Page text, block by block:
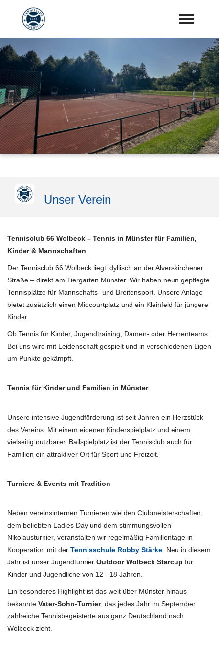
Startseite
Aktuelles
Vorstand
Training
Mannschaften
"Jetzt Mitglied werden"
Unser Verein
Tennisclub 66 Wolbeck – Tennis in Münster für Familien,
Kinder & Mannschaften
Der Tennisclub 66 Wolbeck liegt idyllisch an der Alverskirchener
Straße – direkt am Tiergarten Münster. Wir haben neun gepflegte
Tennisplätze für Mannschafts- und Breitensport. Unsere Anlage
bietet zusätzlich einen Midcourtplatz und ein Kleinfeld für jüngere
Kinder.
Ob Tennis für Kinder, Jugendtraining, Damen- oder Herrenteams:
Bei uns wird mit Leidenschaft gespielt und in verschiedenen Ligen
um Punkte gekämpft.
Tennis für Kinder und Familien in Münster
Unsere intensive Jugendförderung ist seit Jahren ein Herzstück
des Vereins. Mit einem eigenen Kinderspielplatz und einem
vielseitig nutzbaren Ballspielplatz ist der Tennisclub auch für
Familien ein attraktiver Ort für Sport und Freizeit.
Turniere & Events mit Tradition
Neben vereinsinternen Turnieren wie den Clubmeisterschaften,
dem beliebten Ladies Day und dem stimmungsvollen
Nikolausturnier, veranstalten wir regelmäßig Familientage in
Kooperation mit der Tennisschule Robby Stärke . Neu in diesem
Jahr ist unser Jugendturnier Outdoor Wolbeck Starcup für
Kinder und Jugendliche von 12 - 18 Jahren.
Ein besonderes Highlight ist das weit über Münster hinaus
bekannte Vater-Sohn-Turnier, das jedes Jahr im September
zahlreiche Tennisbegeisterte aus ganz Deutschland nach
Wolbeck zieht.